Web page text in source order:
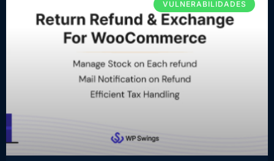
VULNERABILIDADES